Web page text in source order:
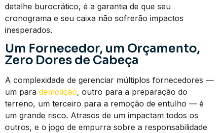
detalhe burocrático, é a garantia de que seu
cronograma e seu caixa não sofrerão impactos
inesperados.
Um Fornecedor, um Orçamento,
Zero Dores de Cabeça
A complexidade de gerenciar múltiplos fornecedores —
um para demolição, outro para a preparação do
terreno, um terceiro para a remoção de entulho — é
um grande risco. Atrasos de um impactam todos os
outros, e o jogo de empurra sobre a responsabilidade